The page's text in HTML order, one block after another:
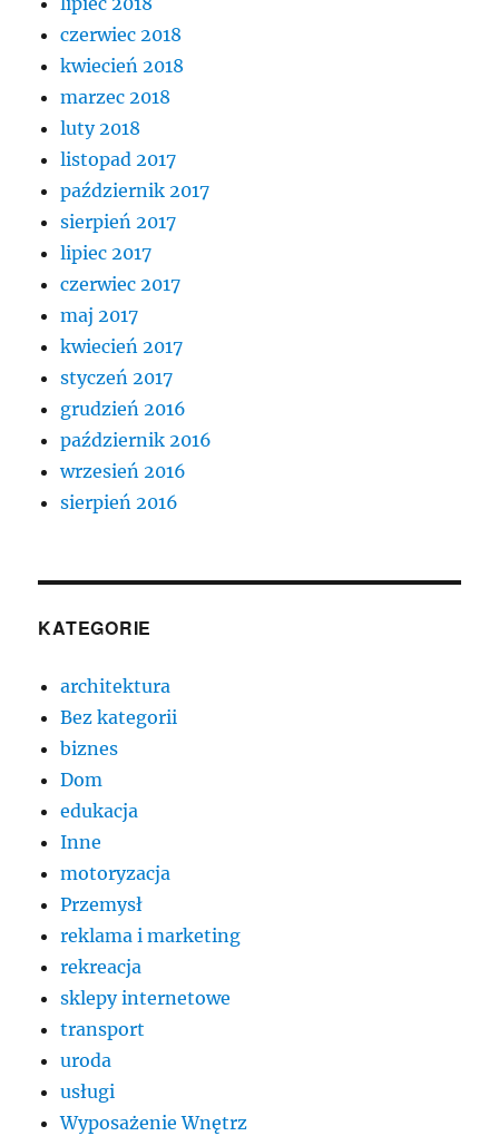
czerwiec 2018
kwiecień 2018
marzec 2018
luty 2018
listopad 2017
październik 2017
sierpień 2017
lipiec 2017
czerwiec 2017
maj 2017
kwiecień 2017
styczeń 2017
grudzień 2016
październik 2016
wrzesień 2016
sierpień 2016
KATEGORIE
architektura
Bez kategorii
biznes
Dom
edukacja
Inne
motoryzacja
Przemysł
reklama i marketing
rekreacja
sklepy internetowe
transport
uroda
usługi
Wyposażenie Wnętrz